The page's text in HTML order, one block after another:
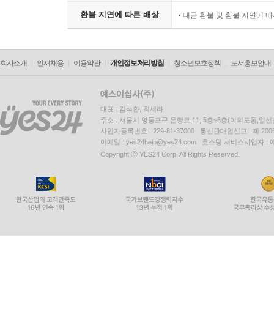
환불 지연에 따른 배상 대금 환불 및 환불 지연에
회사소개 인재채용 이용약관 개인정보처리방침 청소년보호정책 도서홍보안내
대표 : 김석환, 최세라
주소 : 서울시 영등포구 은행로 11, 5층~6층(여의도동,일신
사업자등록번호 : 229-81-37000 통신판매업신고 : 제
이메일 : yes24help@yes24.com 호스팅 서비스사업자 :
Copyright ⓒ YES24 Corp. All Rights Reserved.